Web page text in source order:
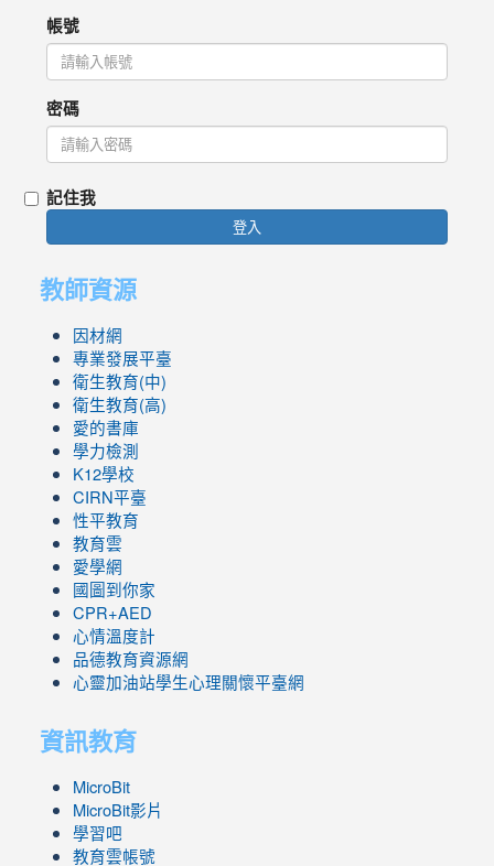
帳號
密碼
記住我
登入
教師資源
因材網
專業發展平臺
衛生教育(中)
衛生教育(高)
愛的書庫
學力檢測
K12學校
CIRN平臺
性平教育
教育雲
愛學網
國圖到你家
CPR+AED
心情溫度計
品德教育資源網
心靈加油站學生心理關懷平臺網
資訊教育
MicroBit
MicroBit影片
學習吧
教育雲帳號